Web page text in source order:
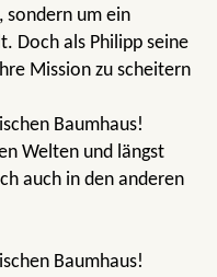
sondern um ein
Doch als Philipp seine
Mission zu scheitern
Baumhaus!
Welten und längst
auch in den anderen
Baumhaus!